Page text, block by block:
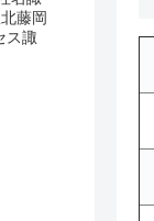
藤岡
ス諏